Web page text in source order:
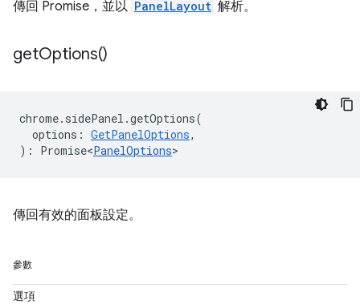
傳回 Promise，並以 PanelLayout 解析。
getOptions()
chrome. sidePanel .getOptions(
options : GetPanelOptions,
) : Promise<PanelOptions>
傳回有效的面板設定。
參數
選項